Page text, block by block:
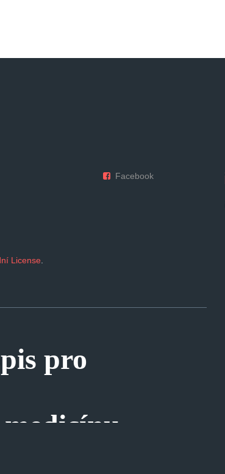
License
Facebook
pro